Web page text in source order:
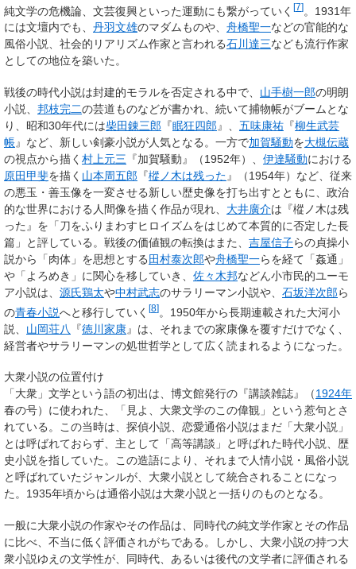
純文学の危機論、文芸復興といった運動にも繋がっていく [7]。1931年
には文壇内でも、 丹羽文雄のマダムものや、 舟橋聖一などの官能的な
風俗小説、社会的リアリズム作家と言われる石川達三なども流行作家
としての地位を築いた。
戦後の時代小説は封建的モラルを否定される中で、 山手樹一郎の明朗
小説、 邦枝完二の芸道ものなどが書かれ、続いて捕物帳がブームとな
り、昭和30年代には柴田錬三郎 『眠狂四郎 』、 五味康祐 『柳生武芸
帳』など、新しい剣豪小説が人気となる。一方で加賀騒動を大槻伝蔵
の視点から描く 村上元三 『加賀騒動』（1952年）、 伊達騒動における
原田甲斐を描く 山本周五郎 『樅ノ木は残った 』（1954年）など、従来
の悪玉・善玉像を一変させる新しい歴史像を打ち出すとともに、政治
的な世界における人間像を描く作品が現れ、 大井廣介は『樅ノ木は残
った』を「刀をふりまわすヒロイズムをはじめて本質的に否定した長
篇」と評している。戦後の価値観の転換はまた、 吉屋信子らの貞操小
説から「肉体」を思想とする 田村泰次郎や舟橋聖一らを経て「姦通」
や「よろめき」に関心を移していき、 佐々木邦などん小市民的ユーモ
ア小説は、 源氏鶏太や中村武志のサラリーマン小説や、 石坂洋次郎ら
の青春小説へと移行していく [8]。1950年から長期連載された大河小
説、 山岡荘八 『徳川家康』は、それまでの家康像を覆すだけでなく、
経営者やサラリーマンの処世哲学として広く読まれるようになった。
大衆小説の位置付け
「大衆」文学という語の初出は、博文館発行の『講談雑誌』（1924年
春の号）に使われた、「見よ、大衆文学のこの偉観」という惹句とさ
れている。この当時は、探偵小説、恋愛通俗小説はまだ「大衆小説」
とは呼ばれておらず、主として「高等講談」と呼ばれた時代小説、歴
史小説を指していた。この造語により、それまで人情小説・風俗小説
と呼ばれていたジャンルが、大衆小説として統合されることになっ
た。1935年頃からは通俗小説は大衆小説と一括りのものとなる。
一般に大衆小説の作家やその作品は、同時代の純文学作家とその作品
に比べ、不当に低く評価されがちである。しかし、大衆小説の持つ大
衆小説ゆえの文学性が、同時代、あるいは後代の文学者に評価される